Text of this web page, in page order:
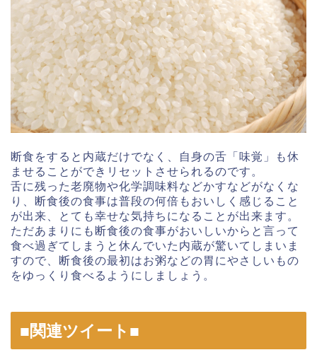
断食をすると内蔵だけでなく、自身の舌「味覚」も休
ませることができリセットさせられるのです。
舌に残った老廃物や化学調味料などかすなどがなくな
り、断食後の食事は普段の何倍もおいしく感じること
が出来、とても幸せな気持ちになることが出来ます。
ただあまりにも断食後の食事がおいしいからと言って
食べ過ぎてしまうと休んでいた内蔵が驚いてしまいま
すので、断食後の最初はお粥などの胃にやさしいもの
をゆっくり食べるようにしましょう。
■関連ツイート■